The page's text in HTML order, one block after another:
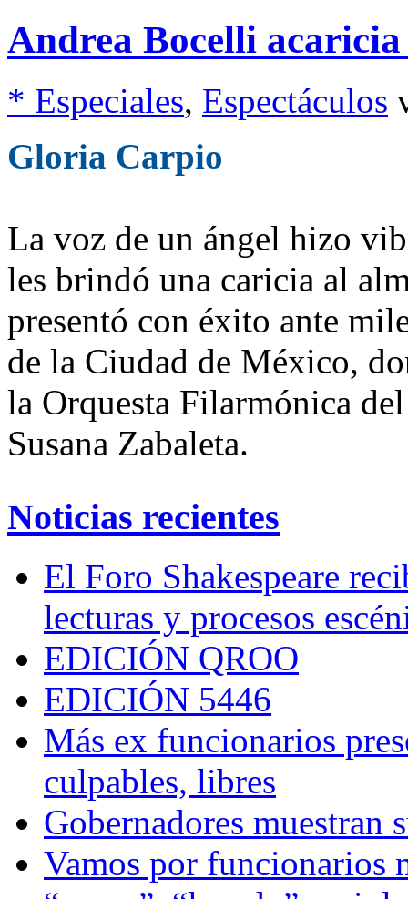
Andrea Bocelli acaricia
* Especiales, Espectáculos
Gloria Carpio
La voz de un ángel hizo
les brindó una caricia al
presentó con éxito ante
de la Ciudad de México,
la Orquesta Filarmónica
Susana Zabaleta.
Noticias recientes
El Foro Shakespeare
lecturas y procesos
EDICIÓN QROO
EDICIÓN 5446
Más ex funcionarios
culpables, libres
Gobernadores muestran
Vamos por funcionarios